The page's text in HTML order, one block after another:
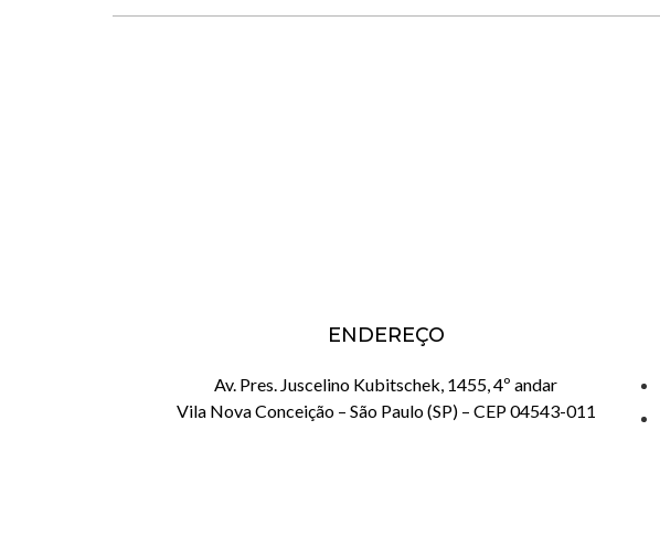
ENDEREÇO
Av. Pres. Juscelino Kubitschek, 1455, 4º andar
Vila Nova Conceição – São Paulo (SP) – CEP 04543-011